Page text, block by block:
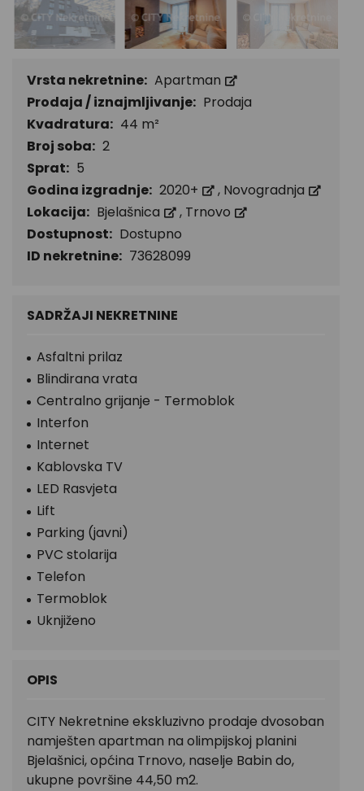
Vrsta nekretnine: Apartman
Prodaja / iznajmljivanje: Prodaja
Kvadratura: 44 m²
Broj soba: 2
Sprat: 5
Godina izgradnje: 2020+ , Novogradnja
Lokacija: Bjelašnica , Trnovo
Dostupnost: Dostupno
ID nekretnine: 73628099
SADRŽAJI NEKRETNINE
Asfaltni prilaz
Blindirana vrata
Centralno grijanje - Termoblok
Interfon
Internet
Kablovska TV
LED Rasvjeta
Lift
Parking (javni)
PVC stolarija
Telefon
Termoblok
Uknjiženo
OPIS
CITY Nekretnine ekskluzivno prodaje dvosoban
namješten apartman na olimpijskoj planini
Bjelašnici, općina Trnovo, naselje Babin do,
ukupne površine 44,50 m2.